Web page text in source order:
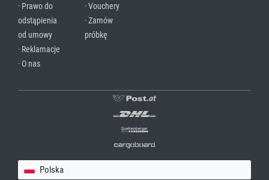
· Prawo do
odstąpienia
od umowy
· Reklamacje
· O nas
· Vouchery
· Zamów
próbkę
Polska